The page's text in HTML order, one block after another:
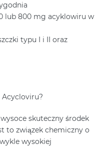
lub 800 mg acyklowiru w
typu I i II oraz
Acycloviru?
skuteczny środek
to związek chemiczny o
wysokiej